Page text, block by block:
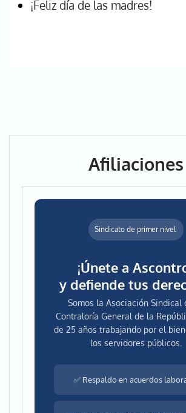
¡Feliz día de las madres!
Afiliaciones
Sindicato de primer nivel
¡Únete a
y defiende tus
Somos la Asociación Sindical
Contraloría General de la
de 25 años trabajando por el
los servidores públicos.
✅ Respaldo en acuerdos